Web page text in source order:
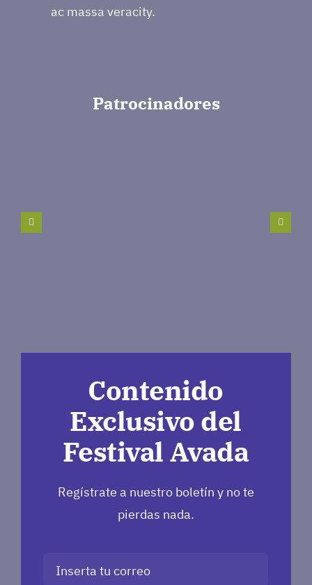
ac massa veracity.
Patrocinadores
Contenido
Exclusivo del
Festival Avada
Regístrate a nuestro boletín y no te
pierdas nada.